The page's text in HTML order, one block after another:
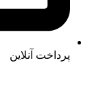
پرداخت آنلاین